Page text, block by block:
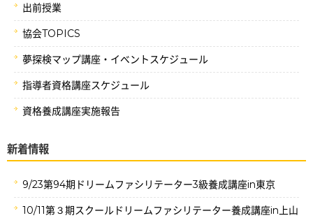
出前授業
協会TOPICS
夢探検マップ講座・イベントスケジュール
指導者資格講座スケジュール
資格養成講座実施報告
新着情報
9/23第94期ドリームファシリテーター3級養成講座in東京
10/11第３期スクールドリームファシリテーター養成講座in上山